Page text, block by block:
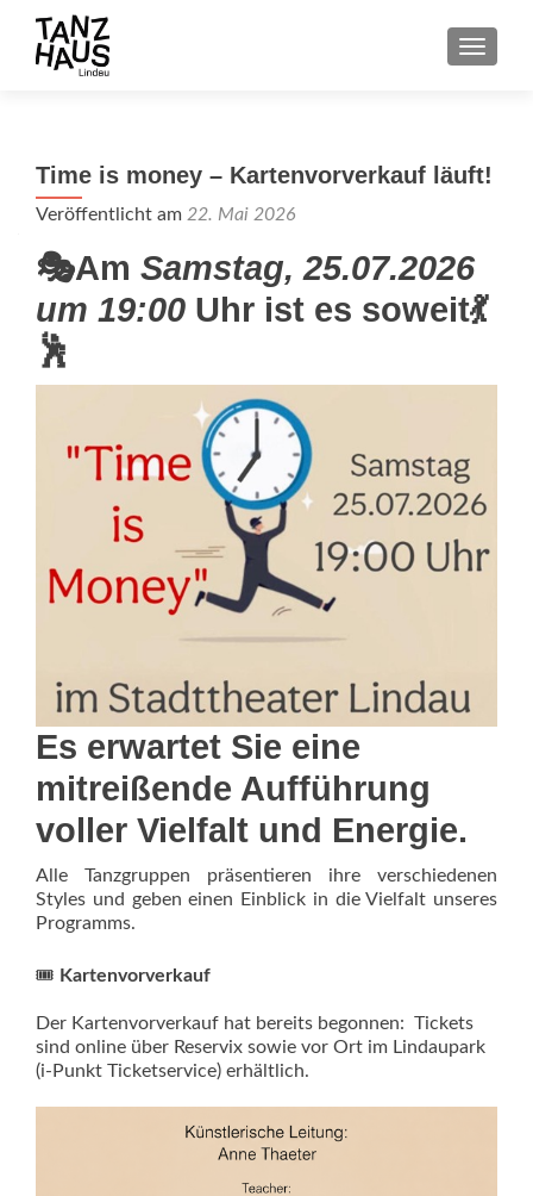
Time is money – Kartenvorverkauf läuft!
Veröffentlicht am 22. Mai 2026
🎭Am Samstag, 25.07.2026
um 19:00 Uhr ist es soweit💃
🕺
Es erwartet Sie eine
mitreißende Aufführung
voller Vielfalt und Energie.
Alle Tanzgruppen präsentieren ihre verschiedenen
Styles und geben einen Einblick in die Vielfalt unseres
Programms.
🎟️ Kartenvorverkauf
Der Kartenvorverkauf hat bereits begonnen: Tickets
sind online über Reservix sowie vor Ort im Lindaupark
(i‑Punkt Ticketservice) erhältlich.